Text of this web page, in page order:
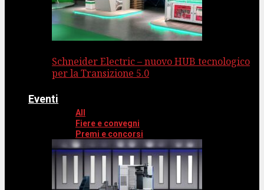
Schneider Electric – nuovo HUB tecnologico
per la Transizione 5.0
Eventi
All
Fiere e convegni
Premi e concorsi